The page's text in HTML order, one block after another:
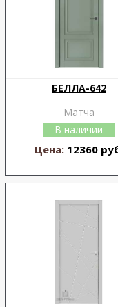
БЕЛЛА-642
Матча
В наличии
Цена: 12360